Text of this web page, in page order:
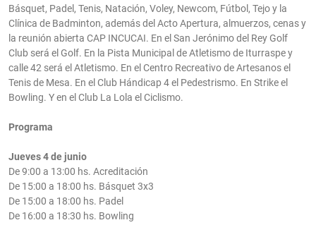
Básquet, Padel, Tenis, Natación, Voley, Newcom, Fútbol, Tejo y la
Clínica de Badminton, además del Acto Apertura, almuerzos, cenas y
la reunión abierta CAP INCUCAI. En el San Jerónimo del Rey Golf
Club será el Golf. En la Pista Municipal de Atletismo de Iturraspe y
calle 42 será el Atletismo. En el Centro Recreativo de Artesanos el
Tenis de Mesa. En el Club Hándicap 4 el Pedestrismo. En Strike el
Bowling. Y en el Club La Lola el Ciclismo.
Programa
Jueves 4 de junio
De 9:00 a 13:00 hs. Acreditación
De 15:00 a 18:00 hs. Básquet 3x3
De 15:00 a 18:00 hs. Padel
De 16:00 a 18:30 hs. Bowling